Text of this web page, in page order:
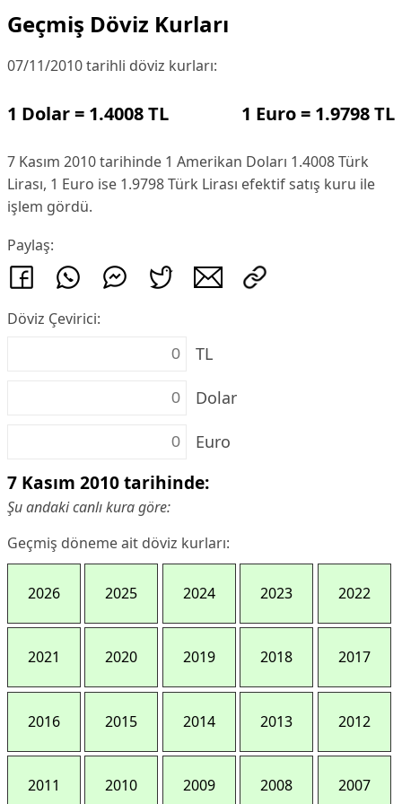
Geçmiş Döviz Kurları
07/11/2010 tarihli döviz kurları:
1 Dolar = 1.4008 TL 1 Euro = 1.9798 TL
7 Kasım 2010 tarihinde 1 Amerikan Doları 1.4008 Türk
Lirası, 1 Euro ise 1.9798 Türk Lirası efektif satış kuru ile
işlem gördü.
Paylaş:
Döviz Çevirici:
TL
Dolar
Euro
7 Kasım 2010 tarihinde:
Şu andaki canlı kura göre:
Geçmiş döneme ait döviz kurları:
2026 2025 2024 2023 2022
2021 2020 2019 2018 2017
2016 2015 2014 2013 2012
2011 2010 2009 2008 2007